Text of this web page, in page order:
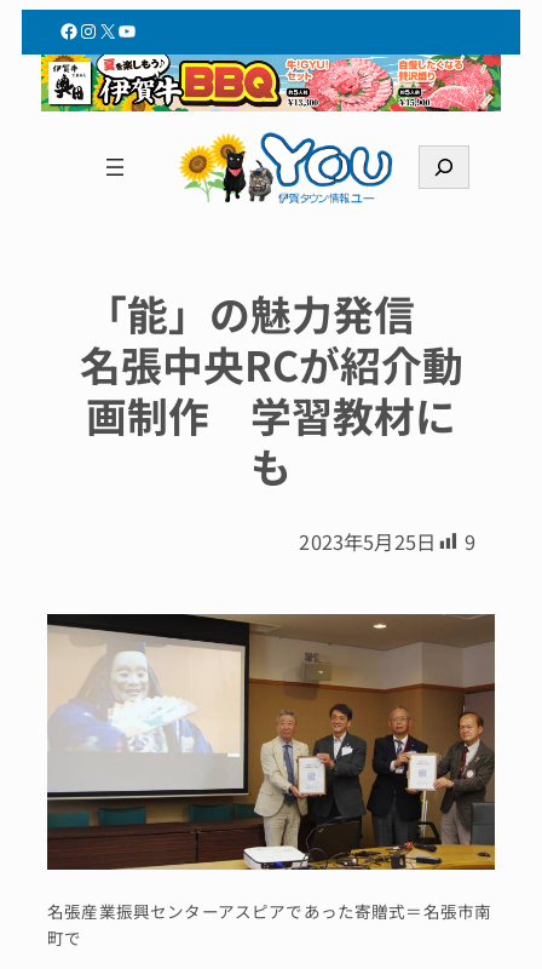
Facebook
Instagram
X YouTube
索
「能」の魅力発信
名張中央RCが紹介動
画制作 学習教材に
も
2023年5月25日 9
名張産業振興センターアスピアであった寄贈式＝名張市南
町で